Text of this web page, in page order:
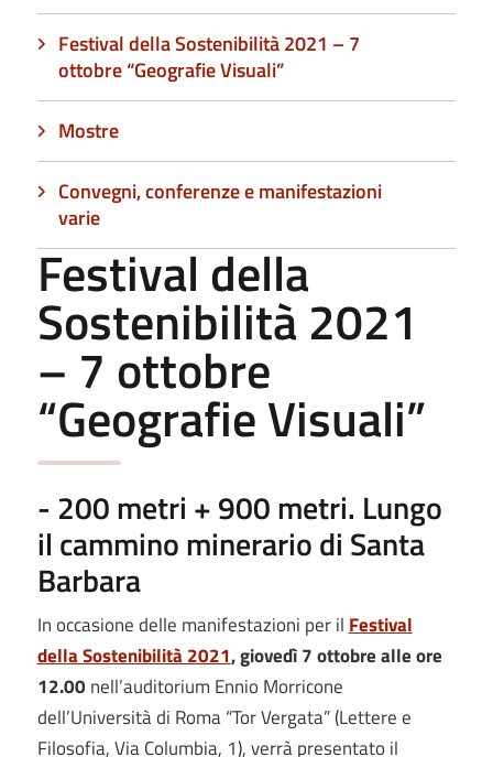
Festival della Sostenibilità 2021 – 7
ottobre “Geografie Visuali”
Mostre
Convegni, conferenze e manifestazioni
varie
Festival della
Sostenibilità 2021
– 7 ottobre
“Geografie Visuali”
- 200 metri + 900 metri. Lungo
il cammino minerario di Santa
Barbara
In occasione delle manifestazioni per ilFestival
della Sostenibilità 2021,giovedì 7 ottobre alle ore
12.00 nell’auditorium Ennio Morricone
dell’Università di Roma “Tor Vergata” (Lettere e
Filosofia, Via Columbia, 1), verrà presentato il